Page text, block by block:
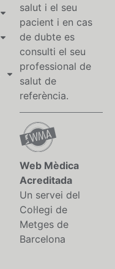
salut i el seu
pacient i en cas
de dubte es
consulti el seu
professional de
salut de
referència.
Web Mèdica
Acreditada
Un servei del
Col·legi de
Metges de
Barcelona